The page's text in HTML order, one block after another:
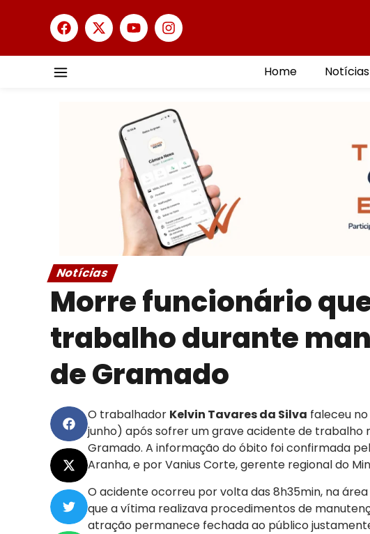
Home Notícias
Notícias
Morre funcionário
trabalho durante
de Gramado
O trabalhador Kelvin Tavares da Silva faleceu
junho) após sofrer um grave acidente de trabalho
Gramado. A informação do óbito foi confirmada
Aranha, e por Vanius Corte, gerente regional do
O acidente ocorreu por volta das 8h35min, na
que a vítima realizava procedimentos de
atração permanece fechada ao público